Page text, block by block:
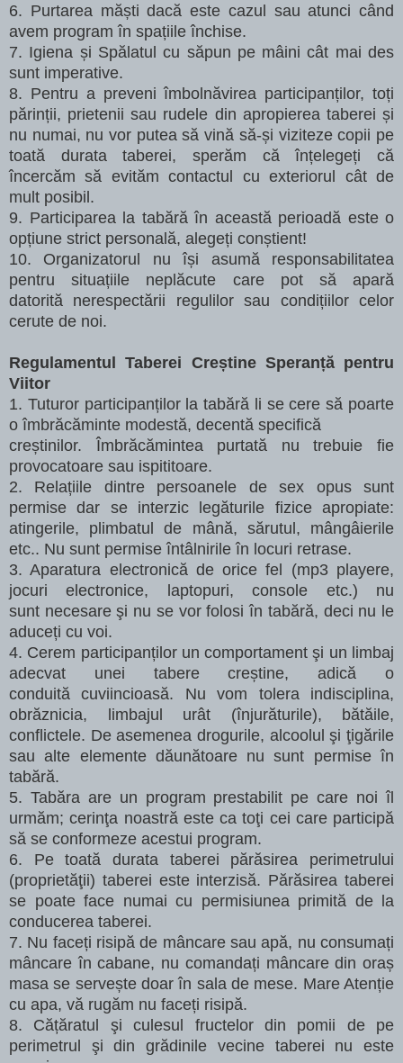
6. Purtarea măști dacă este cazul sau atunci când
avem program în spațiile închise.
7. Igiena și Spălatul cu săpun pe mâini cât mai des
sunt imperative.
8. Pentru a preveni îmbolnăvirea participanților, toți
părinții, prietenii sau rudele din apropierea taberei și
nu numai, nu vor putea să vină să-și viziteze copii pe
toată durata taberei, sperăm căînțelegeți că
încercăm să evităm contactul cu exteriorul cât de
mult posibil.
9. Participarea la tabără în această perioadă este o
opțiune strict personală, alegeți conștient!
10. Organizatorul nu își asumă responsabilitatea
pentru situațiile neplăcute care pot să apară
datorită nerespectării regulilor sau condițiilor celor
cerute de noi.
Regulamentul Taberei Creștine Speranță pentru
Viitor
1. Tuturor participanților la tabără li se cere să poarte
o îmbrăcăminte modestă, decentă specifică
creștinilor. Îmbrăcămintea purtată nu trebuie fie
provocatoare sau ispititoare.
2. Relațiile dintre persoanele de sex opus sunt
permise dar se interzic legăturile fizice apropiate:
atingerile, plimbatul de mână, sărutul, mângâierile
etc.. Nu sunt permise întâlnirile în locuri retrase.
3. Aparatura electronică de orice fel (mp3 playere,
jocuri electronice, laptopuri, console etc.) nu
sunt necesare şi nu se vor folosi în tabără, deci nu le
aduceți cu voi.
4. Cerem participanților un comportament şi un limbaj
adecvat unei tabere creștine, adică o
conduităcuviincioasă. Nu vom tolera indisciplina,
obrăznicia, limbajul urât (înjurăturile), bătăile,
conflictele. Deasemenea drogurile, alcoolul şi ţigările
sau alte elemente dăunătoare nu sunt permise în
tabără.
5. Tabăra are un program prestabilit pe care noi îl
urmăm; cerinţa noastră este ca toţi cei care participă
să se conformeze acestui program.
6. Pe toată durata taberei părăsirea perimetrului
(proprietăţii) taberei este interzisă. Părăsirea taberei
se poate face numai cu permisiunea primită de la
conducerea taberei.
7. Nu faceți risipă de mâncare sau apă, nu consumați
mâncare în cabane, nu comandați mâncare din oraș
masa se servește doar în sala de mese. Mare Atenție
cu apa, vă rugăm nu faceți risipă.
8. Cățăratul şi culesul fructelor din pomii de pe
perimetrul şi din grădinile vecine taberei nu este